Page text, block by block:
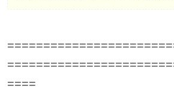
====